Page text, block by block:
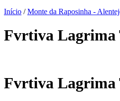
Herdade dos Coteis
Início /Monte da Raposinha -
Fvrtiva Lagrima
Fvrtiva Lagrima